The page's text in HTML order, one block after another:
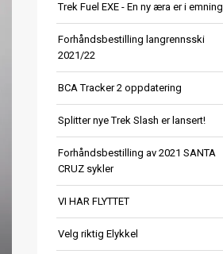
Trek Fuel EXE - En ny æra er i emning
Forhåndsbestilling langrennsski
2021/22
BCA Tracker 2 oppdatering
Splitter nye Trek Slash er lansert!
Forhåndsbestilling av 2021 SANTA
CRUZ sykler
VI HAR FLYTTET
Velg riktig Elykkel